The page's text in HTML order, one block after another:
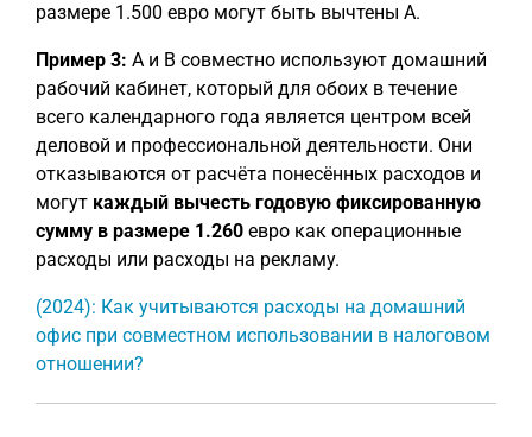
размере 1.500 евро могут быть вычтены A.
Пример 3: A и B совместно используют домашний
рабочий кабинет, который для обоих в течение
всего календарного года является центром всей
деловой и профессиональной деятельности. Они
отказываются от расчёта понесённых расходов и
могут каждый вычесть годовую фиксированную
сумму в размере 1.260 евро как операционные
расходы или расходы на рекламу.
(2024): Как учитываются расходы на домашний
офис при совместном использовании в налоговом
отношении?